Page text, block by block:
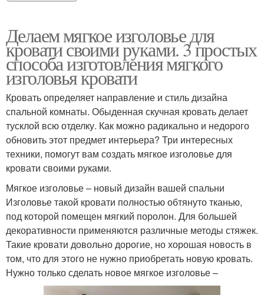
Делаем мягкое изголовье для
кровати своими руками. 3 простых
способа изготовления мягкого
изголовья кровати
Кровать определяет направление и стиль дизайна
спальной комнаты. Обыденная скучная кровать делает
тусклой всю отделку. Как можно радикально и недорого
обновить этот предмет интерьера? Три интересных
техники, помогут вам создать мягкое изголовье для
кровати своими руками.
Мягкое изголовье – новый дизайн вашей спальни
Изголовье такой кровати полностью обтянуто тканью,
под которой помещен мягкий поролон. Для большей
декоративности применяются различные методы стяжек.
Такие кровати довольно дорогие, но хорошая новость в
том, что для этого не нужно приобретать новую кровать.
Нужно только сделать новое мягкое изголовье –